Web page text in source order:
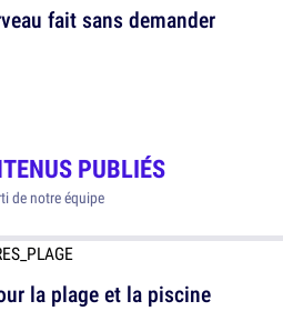
fait sans demander
PUBLIÉS
de notre équipe
la plage et la piscine